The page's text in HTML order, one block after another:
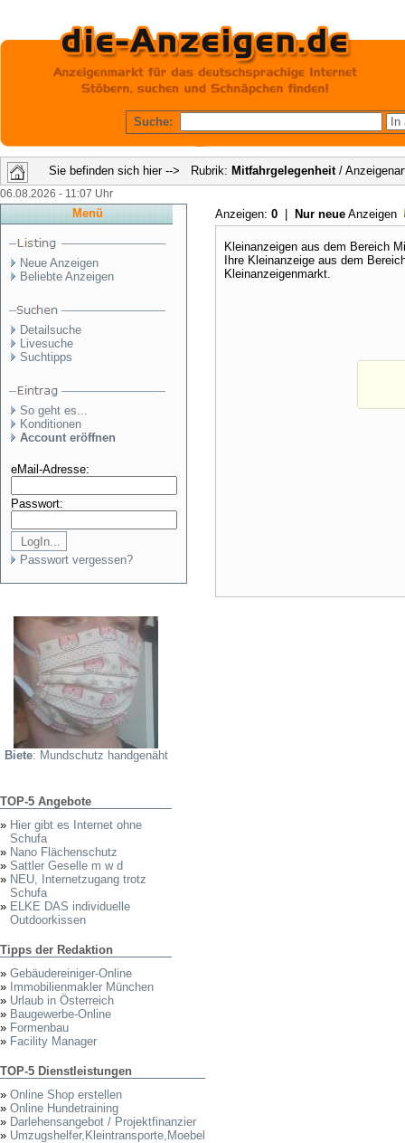
Suche:
Sie befinden sich hier --> Rubrik: Mitfahrgelegenheit/
06.08.2026 - 11:07 Uhr
Menü
Neue Anzeigen
Beliebte Anzeigen
Detailsuche
Livesuche
Suchtipps
So geht es...
Konditionen
Account eröffnen
eMail-Adresse:
Passwort:
Passwort vergessen?
Biete: Mundschutz handgenäht
TOP-5 Angebote
» Hier gibt es Internet ohne
Schufa
» Nano Flächenschutz
» Sattler Geselle m w d
» NEU, Internetzugang trotz
Schufa
» ELKE DAS individuelle
Outdoorkissen
Tipps der Redaktion
» Gebäudereiniger-Online
» Immobilienmakler München
» Urlaub in Österreich
» Baugewerbe-Online
» Formenbau
» Facility Manager
TOP-5 Dienstleistungen
» Online Shop erstellen
» Online Hundetraining
» Darlehensangebot / Projektfinanzier
» Umzugshelfer,Kleintransporte,Moebel
Anzeigen: 0 Nur neue Anzeigen
Kleinanzeigen aus dem Bereich
Ihre Kleinanzeige aus dem
Kleinanzeigenmarkt.